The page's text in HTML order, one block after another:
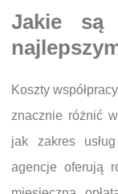
Jakie są
Koszty
znacznie różnić
jak zakres
agencje oferują